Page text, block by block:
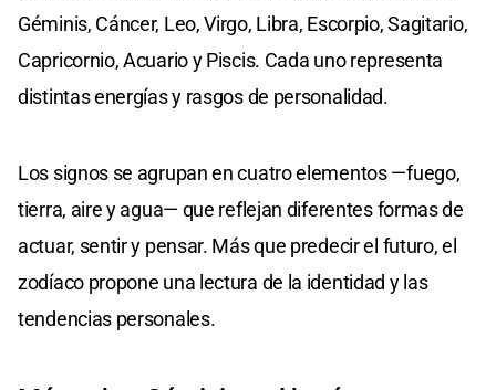
Géminis, Cáncer, Leo, Virgo, Libra, Escorpio, Sagitario,
Capricornio, Acuario y Piscis. Cada uno representa
distintas energías y rasgos de personalidad.
Los signos se agrupan en cuatro elementos —fuego,
tierra, aire y agua— que reflejan diferentes formas de
actuar, sentir y pensar. Más que predecir el futuro, el
zodíaco propone una lectura de la identidad y las
tendencias personales.